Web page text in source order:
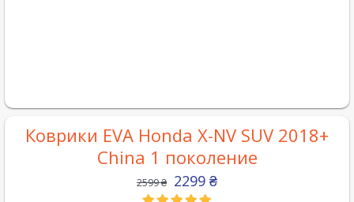
Коврики EVA Honda X-NV SUV 2018+
China 1 поколение
2599₴ 2299 ₴